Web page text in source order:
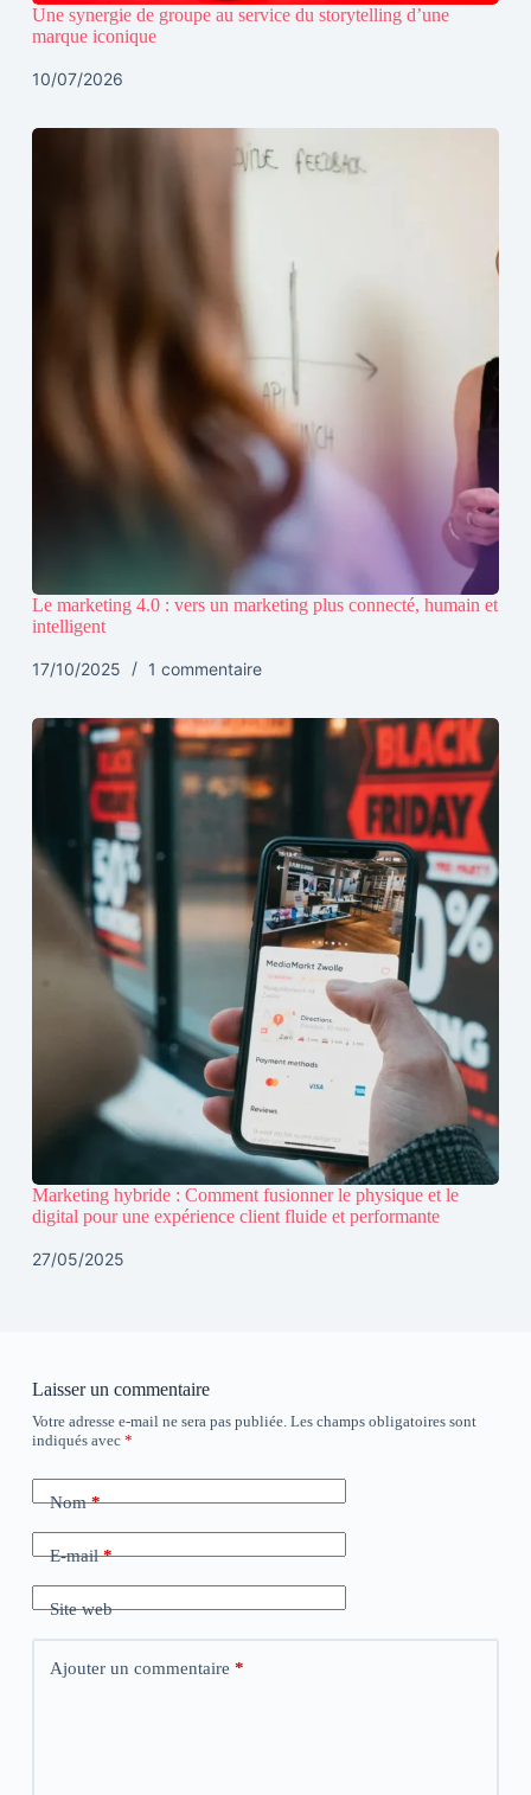
Une synergie de groupe au service du storytelling d’une
marque iconique
10/07/2026
Le marketing 4.0 : vers un marketing plus connecté, humain et
intelligent
17/10/2025 1 commentaire
Marketing hybride : Comment fusionner le physique et le
digital pour une expérience client fluide et performante
27/05/2025
Laisser un commentaire
Votre adresse e-mail ne sera pas publiée. Les champs obligatoires sont
indiqués avec *
Nom*
E-mail*
Site web
Ajouter un commentaire *